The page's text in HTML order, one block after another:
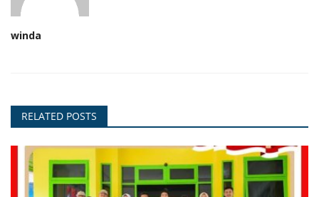
winda
RELATED POSTS